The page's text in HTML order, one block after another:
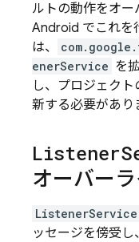
ルトの動作をオー
Android でこれを
は、
enerService を
し、プロジェクト
新する必要があり
Listener
オーバー
ListenerService
ッセージを傍受